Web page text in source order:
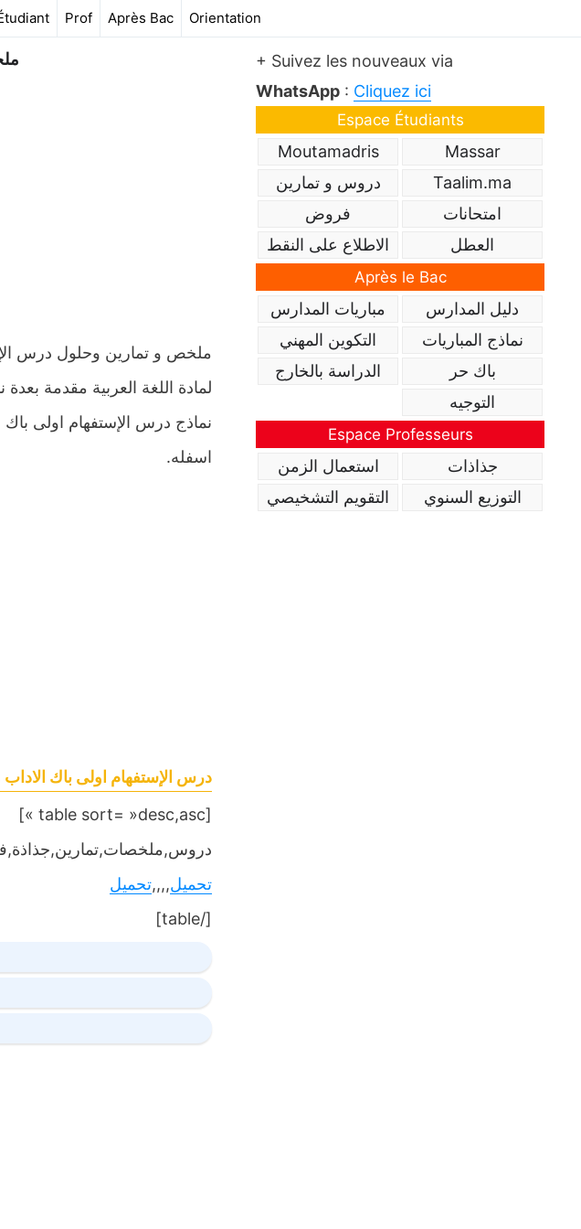
Prof Après Bac Orientation
لمادة اللغة العربية مقدمة
نماذج درس الإستفهام اولى
اسفله.
درس الإستفهام اولى باك الاداب
[table sort= »desc,asc »]
تحميل,,,,تحميل
[/table]
+ Suivez les nouveaux via
WhatsApp : Cliquez ici
Espace Étudiants
Massar
Moutamadris
Taalim.ma
دروس و تمارين
امتحانات
فروض
العطل
الاطلاع على النقط
Après le Bac
دليل المدارس
مباريات المدارس
نماذج المباريات
التكوين المهني
باك حر
الدراسة بالخارج
التوجيه
Espace Professeurs
جذاذات
استعمال الزمن
التوزيع السنوي
التقويم التشخيصي